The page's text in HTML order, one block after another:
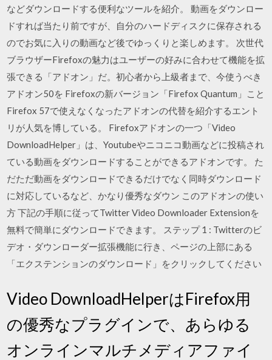
などダウンロードする便利なツールを紹介。 動画をダウンロー
ドすれば当たり前ですが、自分のハードディスクに保存される
のでお気に入りの動画など後でゆっくりと楽しめます。 次世代
ブラウザーFirefoxの魅力はユーザーの好みに合わせて機能を拡
張できる「アドオン」だ。初心者から上級者まで、今使うべき
アドオン50を Firefoxの新バージョン「Firefox Quantum」こと
Firefox 57で使えなくなったアドオンの代替を紹介するエント
リが人気を博している。 Firefoxアドオンの一つ「Video
DownloadHelper」は、Youtubeやニコニコ動画などに投稿され
ている動画をダウンロードすることができるアドオンです。 た
だただ動画をダウンロードできるだけでなく同時ダウンロード
に対応しているなど、かなり優秀なダウン このアドオンの使い
方 下記の手順に従ってTwitter Video Downloader Extensionを
無料で簡単にダウンロードできます。 ステップ 1 : Twitterのビ
デオ・ダウンローダー拡張機能に行き、ページの上部にある
「エクステンションのダウンロード」をクリックしてください
Video DownloadHelperはFirefox用
の優秀なプラグインで、あらゆる
オンラインマルチメディアファイ